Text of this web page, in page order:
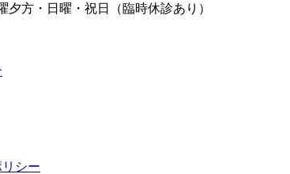
夕方・日曜・祝日（臨時休診あり）
シー